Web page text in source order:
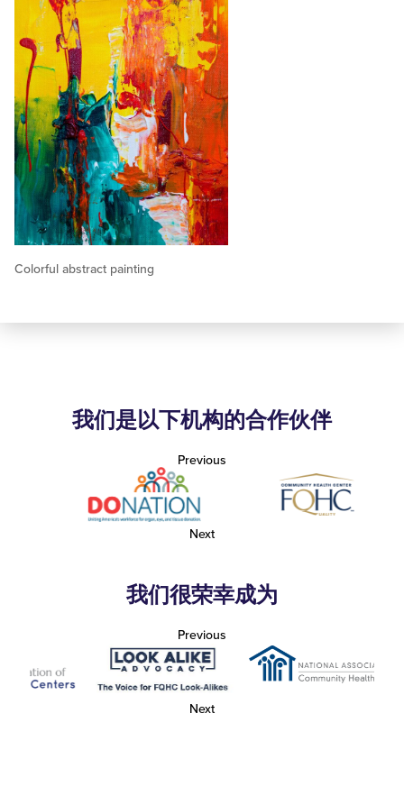
Colorful abstract painting
我们是以下机构的合作伙伴
Previous
Next
我们很荣幸成为
Previous
Next